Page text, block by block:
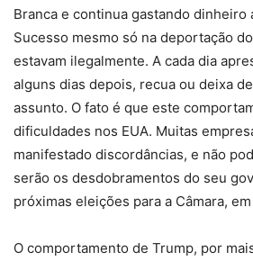
Branca e continua gastando dinheiro
Sucesso mesmo só na deportação
estavam ilegalmente. A cada dia
alguns dias depois, recua ou deixa
assunto. O fato é que este
dificuldades nos EUA. Muitas
manifestado discordâncias, e não
serão os desdobramentos do seu
próximas eleições para a Câmara,
O comportamento de Trump, por